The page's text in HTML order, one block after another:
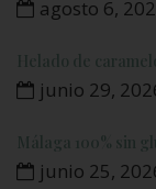
agosto 6,
Helado de
junio 29,
Málaga 100% sin
junio 25,